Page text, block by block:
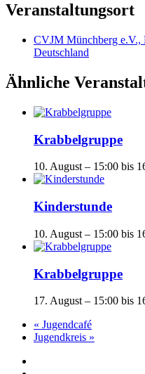
Veranstaltungsort
CVJM Münchberg e.V.,
Deutschland
Ähnliche
Krabbelgruppe
10. August – 15:00 bis
Kinderstunde
10. August – 15:00 bis
Krabbelgruppe
17. August – 15:00 bis
« Jugendcafé
Jugendkreis »